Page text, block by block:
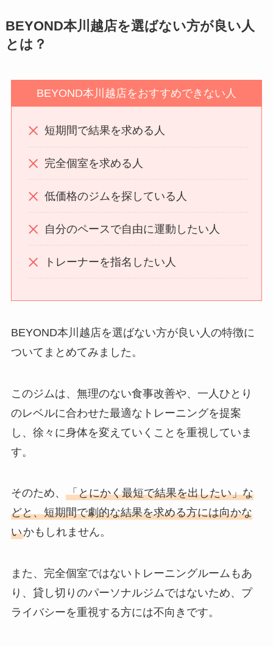
BEYOND本川越店を選ばない方が良い人
とは？
BEYOND本川越店をおすすめできない人
短期間で結果を求める人
完全個室を求める人
低価格のジムを探している人
自分のペースで自由に運動したい人
トレーナーを指名したい人
BEYOND本川越店を選ばない方が良い人の特徴に
ついてまとめてみました。
このジムは、無理のない食事改善や、一人ひとり
のレベルに合わせた最適なトレーニングを提案
し、徐々に身体を変えていくことを重視していま
す。
そのため、 「とにかく最短で結果を出したい」な
どと、短期間で劇的な結果を求める方には向かな
いかもしれません。
また、完全個室ではないトレーニングルームもあ
り、貸し切りのパーソナルジムではないため、プ
ライバシーを重視する方には不向きです。